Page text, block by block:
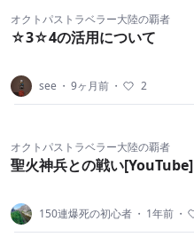
オクトパストラベラー大陸の覇者
☆3☆4の活用について
see ・ 9ヶ月前 ・ 2
オクトパストラベラー大陸の覇者
聖火神兵との戦い[YouTube]
150連爆死の初心者 ・ 1年前 ・